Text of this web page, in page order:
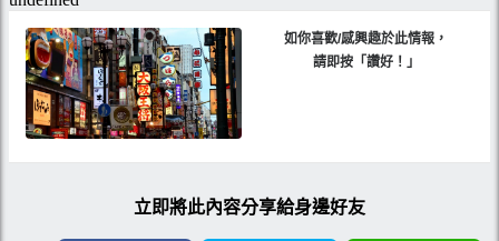
如你喜歡/感興趣於此情報，
請即按「讚好！」
立即將此內容分享給身邊好友